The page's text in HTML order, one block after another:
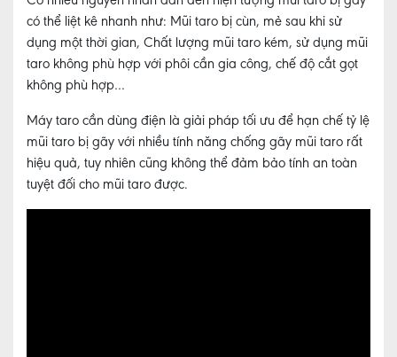
có thể liệt kê nhanh như: Mũi taro bị cùn, mẻ sau khi sử
dụng một thời gian, Chất lượng mũi taro kém, sử dụng mũi
taro không phù hợp với phôi cần gia công, chế độ cắt gọt
không phù hợp…
Máy taro cần dùng điện là giải pháp tối ưu để hạn chế tỷ lệ
mũi taro bị gãy với nhiều tính năng chống gãy mũi taro rất
hiệu quả, tuy nhiên cũng không thể đảm bảo tính an toàn
tuyệt đối cho mũi taro được.